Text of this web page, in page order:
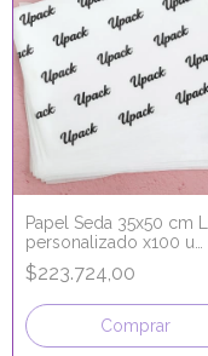
Papel Seda 35x50 cm
personalizado x100 u
COLOR NEGRO
$223.724,00